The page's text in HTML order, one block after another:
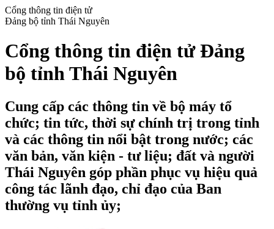
Cổng thông tin điện tử
Đảng bộ tỉnh Thái Nguyên
Cổng thông tin điện tử Đảng
bộ tỉnh Thái Nguyên
Cung cấp các thông tin về bộ máy tổ
chức; tin tức, thời sự chính trị trong tỉnh
và các thông tin nổi bật trong nước; các
văn bản, văn kiện - tư liệu; đất và người
Thái Nguyên góp phần phục vụ hiệu quả
công tác lãnh đạo, chỉ đạo của Ban
thường vụ tỉnh ủy;